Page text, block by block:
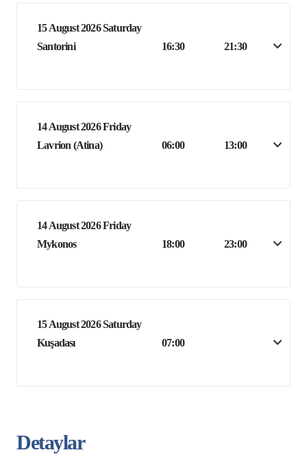
15 August 2026 Saturday
Santorini
16:30 21:30
14 August 2026 Friday
Lavrion (Atina)
06:00 13:00
14 August 2026 Friday
Mykonos
18:00 23:00
15 August 2026 Saturday
Kuşadası
07:00
Detaylar